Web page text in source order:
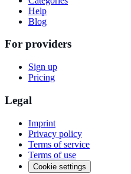
Help
Blog
For providers
Sign up
Pricing
Legal
Imprint
Privacy policy
Terms of service
Terms of use
Cookie settings